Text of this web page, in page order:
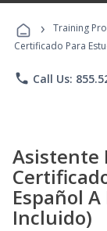
› Training
Certificado Para
phone Call Us:
Asistente
Español
Incluido)